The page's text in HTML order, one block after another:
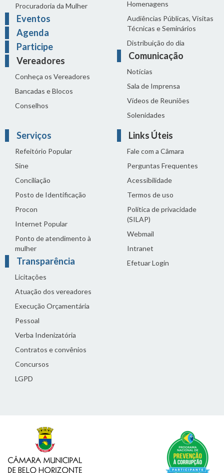
Procuradoria da Mulher
Eventos
Agenda
Participe
Vereadores
Conheça os Vereadores
Bancadas e Blocos
Conselhos
Homenagens
Audiências Públicas, Visitas
Técnicas e Seminários
Distribuição do dia
Comunicação
Notícias
Sala de Imprensa
Vídeos de Reuniões
Solenidades
Serviços
Refeitório Popular
Sine
Conciliação
Posto de Identificação
Procon
Internet Popular
Ponto de atendimento à
mulher
Transparência
Licitações
Atuação dos vereadores
Execução Orçamentária
Pessoal
Verba Indenizatória
Contratos e convênios
Concursos
LGPD
Links Úteis
Fale com a Câmara
Perguntas Frequentes
Acessibilidade
Termos de uso
Política de privacidade
(SILAP)
Webmail
Intranet
Efetuar Login